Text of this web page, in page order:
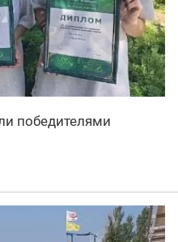
победителями